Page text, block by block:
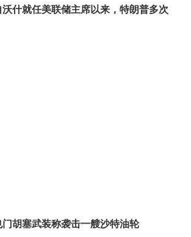
沃什就任美联储主席以来，特朗普多次
门胡塞武装称袭击一艘沙特油轮